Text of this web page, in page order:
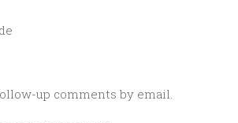
up comments by email.